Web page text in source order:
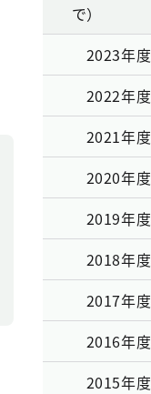
で）
2023年度
2022年度
2021年度
2020年度
2019年度
2018年度
2017年度
2016年度
2015年度